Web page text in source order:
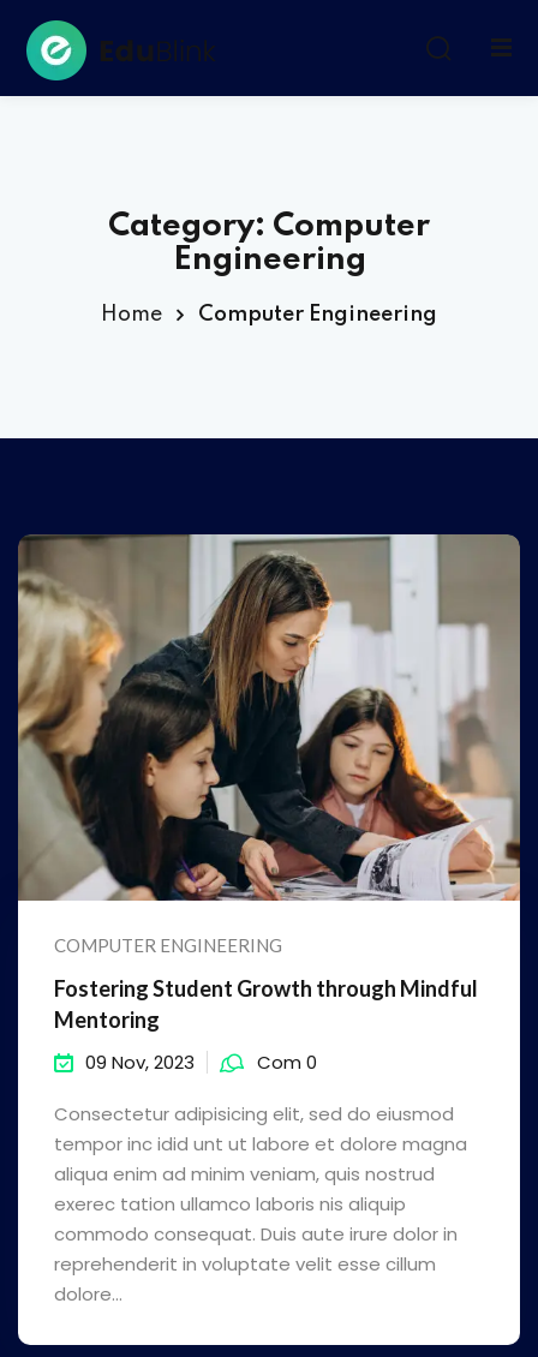
Category: Computer
Engineering
Home Computer Engineering
COMPUTER ENGINEERING
Fostering Student Growth through Mindful
Mentoring
09 Nov, 2023 Com 0
Consectetur adipisicing elit, sed do eiusmod
tempor inc idid unt ut labore et dolore magna
aliqua enim ad minim veniam, quis nostrud
exerec tation ullamco laboris nis aliquip
commodo consequat. Duis aute irure dolor in
reprehenderit in voluptate velit esse cillum
dolore...
Sign in